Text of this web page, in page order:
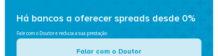
Há bancos a oferecer spreads desde 0%
Fale com o Doutor e reduza a sua prestação
Falar com o Doutor